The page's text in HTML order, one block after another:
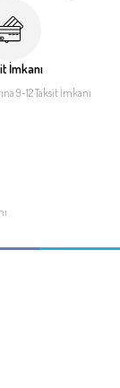
İmkanı
9-12Taksit İmkanı